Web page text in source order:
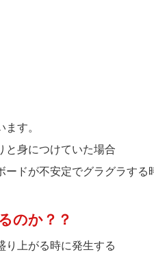
す。
と身につけていた場合
ドが不安定でグラグラする
のか？？
り上がる時に発生する